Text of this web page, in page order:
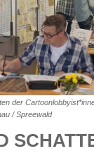
der
/ Spreewald